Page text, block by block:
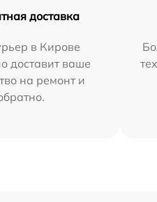
доставка
в Кирове
доставит ваше
на ремонт и